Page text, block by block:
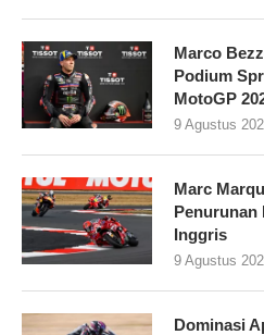
Marco
Podium
MotoGP
9 Agustus
Marc
Penurunan
Inggris
9 Agustus
Dominasi